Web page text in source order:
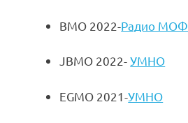
BMO 2022-Радио МОФ
JBMO 2022-УМНО
EGMO 2021-УМНО